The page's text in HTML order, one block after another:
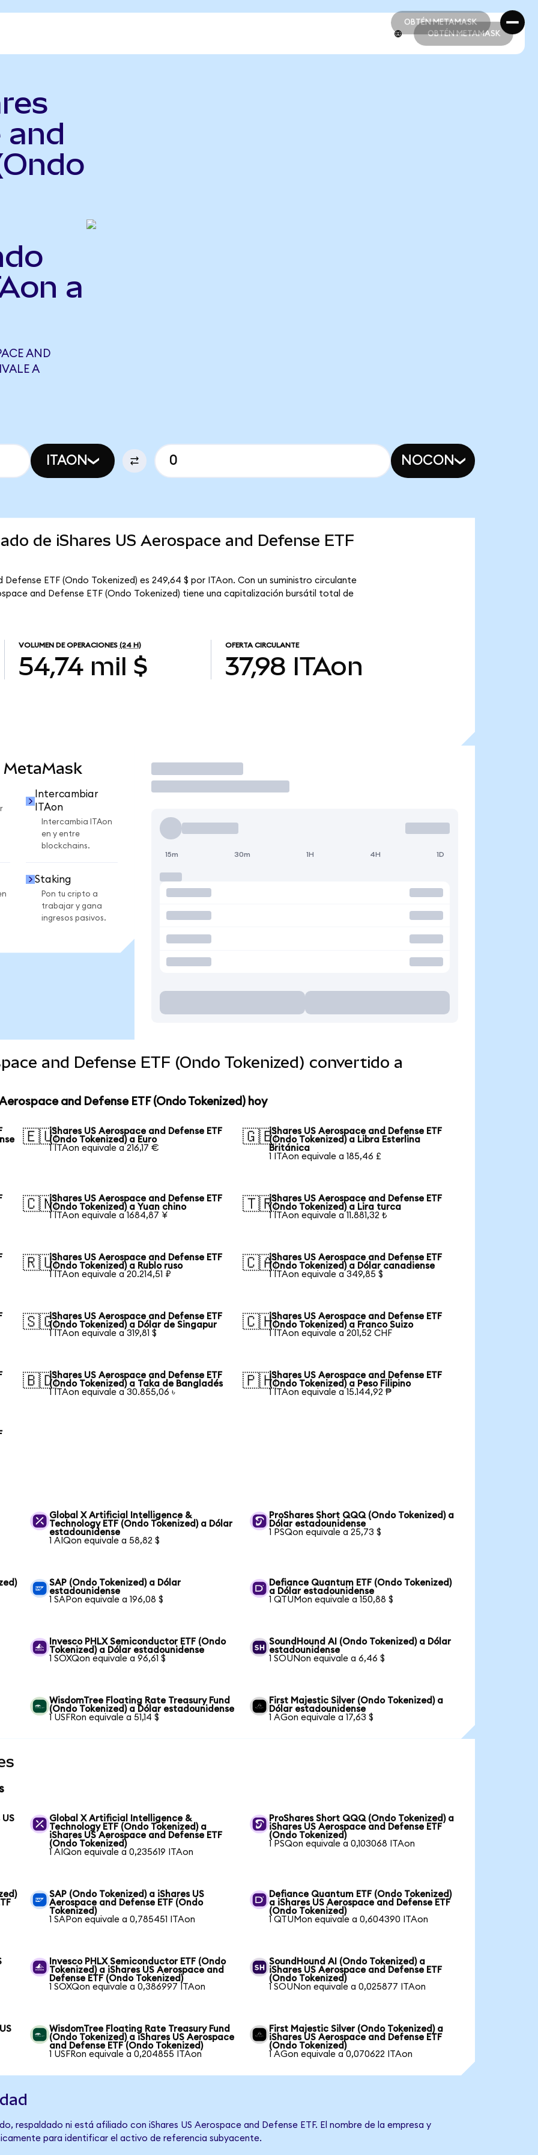
OBTÉN METAMASK
OBTÉN METAMASK
OBTÉN METAMASK
and
a
AND
A
ITAON NOCON
de iShares US Aerospace and Defense ETF
ETF (Ondo Tokenized) es 249,64 $ por ITAon. Con un suministro circulante
and Defense ETF (Ondo Tokenized) tiene una capitalización bursátil total de
VOLUMEN DE OPERACIONES (24 H)
54,74 mil $
OFERTA CIRCULANTE
37,98 ITAon
Intercambiar
ITAon
Intercambia ITAon
en y entre
blockchains.
Staking
Pon tu cripto a
trabajar y gana
ingresos pasivos.
Operar
15m 30m 1H 4H 1D
and Defense ETF (Ondo Tokenized) convertido a
and Defense ETF (Ondo Tokenized) hoy
🇪🇺iShares US Aerospace and Defense ETF
(Ondo Tokenized) a Euro
1 ITAon equivale a 216,17 €
🇬🇧iShares US Aerospace and Defense ETF
(Ondo Tokenized) a Libra Esterlina
Británica
1 ITAon equivale a 185,46 £
🇨🇳iShares US Aerospace and Defense ETF
(Ondo Tokenized) a Yuan chino
1 ITAon equivale a 1684,87 ¥
🇹🇷iShares US Aerospace and Defense ETF
(Ondo Tokenized) a Lira turca
1 ITAon equivale a 11.881,32 ₺
🇷🇺iShares US Aerospace and Defense ETF
(Ondo Tokenized) a Rublo ruso
1 ITAon equivale a 20.214,51 ₽
🇨🇦iShares US Aerospace and Defense ETF
(Ondo Tokenized) a Dólar canadiense
1 ITAon equivale a 349,85 $
🇸🇬iShares US Aerospace and Defense ETF
(Ondo Tokenized) a Dólar de Singapur
1 ITAon equivale a 319,81 $
🇨🇭iShares US Aerospace and Defense ETF
(Ondo Tokenized) a Franco Suizo
1 ITAon equivale a 201,52 CHF
🇧🇩iShares US Aerospace and Defense ETF
(Ondo Tokenized) a Taka de Bangladés
1 ITAon equivale a 30.855,06 ৳
🇵🇭iShares US Aerospace and Defense ETF
(Ondo Tokenized) a Peso Filipino
1 ITAon equivale a 15.144,92 ₱
Global X Artificial Intelligence &
Technology ETF (Ondo Tokenized) a Dólar
estadounidense
1 AIQon equivale a 58,82 $
ProShares Short QQQ (Ondo Tokenized) a
Dólar estadounidense
1 PSQon equivale a 25,73 $
SAP (Ondo Tokenized) a Dólar
estadounidense
1 SAPon equivale a 196,08 $
Defiance Quantum ETF (Ondo Tokenized)
a Dólar estadounidense
1 QTUMon equivale a 150,88 $
Invesco PHLX Semiconductor ETF (Ondo
Tokenized) a Dólar estadounidense
1 SOXQon equivale a 96,61 $
SoundHound AI (Ondo Tokenized) a Dólar
estadounidense
1 SOUNon equivale a 6,46 $
WisdomTree Floating Rate Treasury Fund
(Ondo Tokenized) a Dólar estadounidense
1 USFRon equivale a 51,14 $
First Majestic Silver (Ondo Tokenized) a
Dólar estadounidense
1 AGon equivale a 17,63 $
Global X Artificial Intelligence &
Technology ETF (Ondo Tokenized) a
iShares US Aerospace and Defense ETF
(Ondo Tokenized)
1 AIQon equivale a 0,235619 ITAon
ProShares Short QQQ (Ondo Tokenized) a
iShares US Aerospace and Defense ETF
(Ondo Tokenized)
1 PSQon equivale a 0,103068 ITAon
SAP (Ondo Tokenized) a iShares US
Aerospace and Defense ETF (Ondo
Tokenized)
1 SAPon equivale a 0,785451 ITAon
Defiance Quantum ETF (Ondo Tokenized)
a iShares US Aerospace and Defense ETF
(Ondo Tokenized)
1 QTUMon equivale a 0,604390 ITAon
Invesco PHLX Semiconductor ETF (Ondo
Tokenized) a iShares US Aerospace and
Defense ETF (Ondo Tokenized)
1 SOXQon equivale a 0,386997 ITAon
SoundHound AI (Ondo Tokenized) a
iShares US Aerospace and Defense ETF
(Ondo Tokenized)
1 SOUNon equivale a 0,025877 ITAon
WisdomTree Floating Rate Treasury Fund
(Ondo Tokenized) a iShares US Aerospace
and Defense ETF (Ondo Tokenized)
1 USFRon equivale a 0,204855 ITAon
First Majestic Silver (Ondo Tokenized) a
iShares US Aerospace and Defense ETF
(Ondo Tokenized)
1 AGon equivale a 0,070622 ITAon
respaldado ni está afiliado con iShares US Aerospace and Defense ETF. El nombre de la empresa y
para identificar el activo de referencia subyacente.